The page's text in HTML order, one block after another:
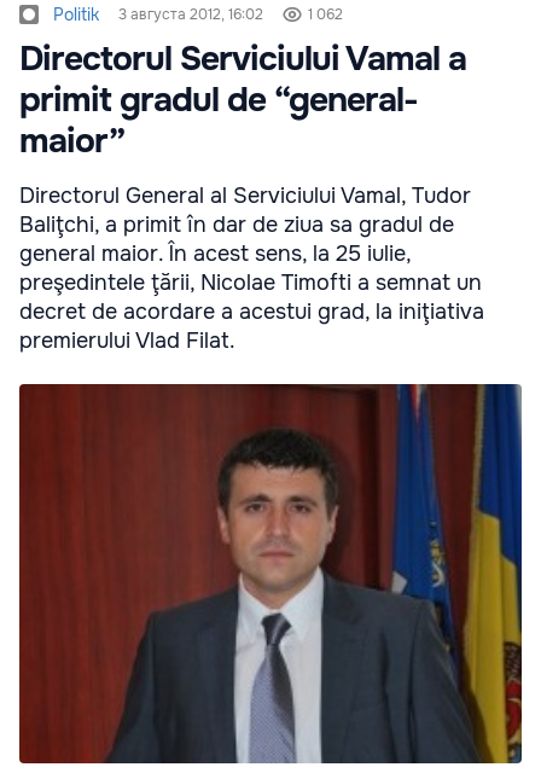
Politik 3 августа 2012, 16:02 1 062
Directorul Serviciului Vamal a
primit gradul de “general-
maior”
Directorul General al Serviciului Vamal, Tudor
Baliţchi, a primit în dar de ziua sa gradul de
general maior. În acest sens, la 25 iulie,
preşedintele ţării, Nicolae Timofti a semnat un
decret de acordare a acestui grad, la iniţiativa
premierului Vlad Filat.